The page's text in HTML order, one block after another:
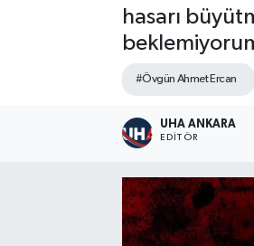
hasarı
#Övgün Ahmet Ercan
UHA ANKARA
EDITÖR